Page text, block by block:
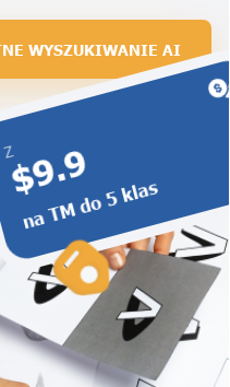
Z
$9.9
na TM do 5 klas
WYSZUKIWANIE AI